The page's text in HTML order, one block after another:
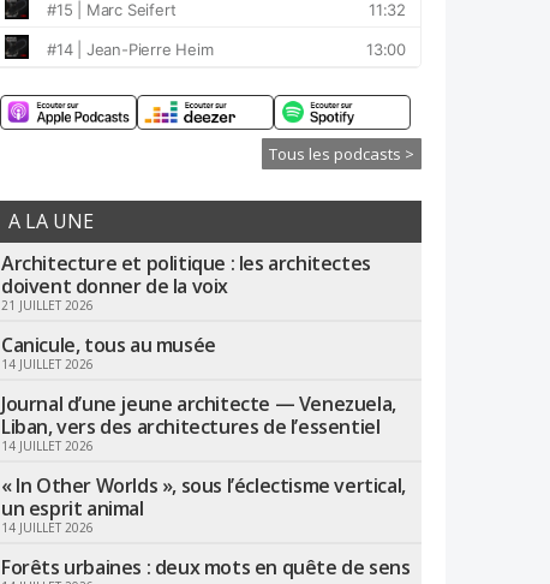
Tous les podcasts >
A LA UNE
Architecture et politique : les architectes
doivent donner de la voix
21 JUILLET 2026
Canicule, tous au musée
14 JUILLET 2026
Journal d’une jeune architecte — Venezuela,
Liban, vers des architectures de l’essentiel
14 JUILLET 2026
« In Other Worlds », sous l’éclectisme vertical,
un esprit animal
14 JUILLET 2026
Forêts urbaines : deux mots en quête de sens